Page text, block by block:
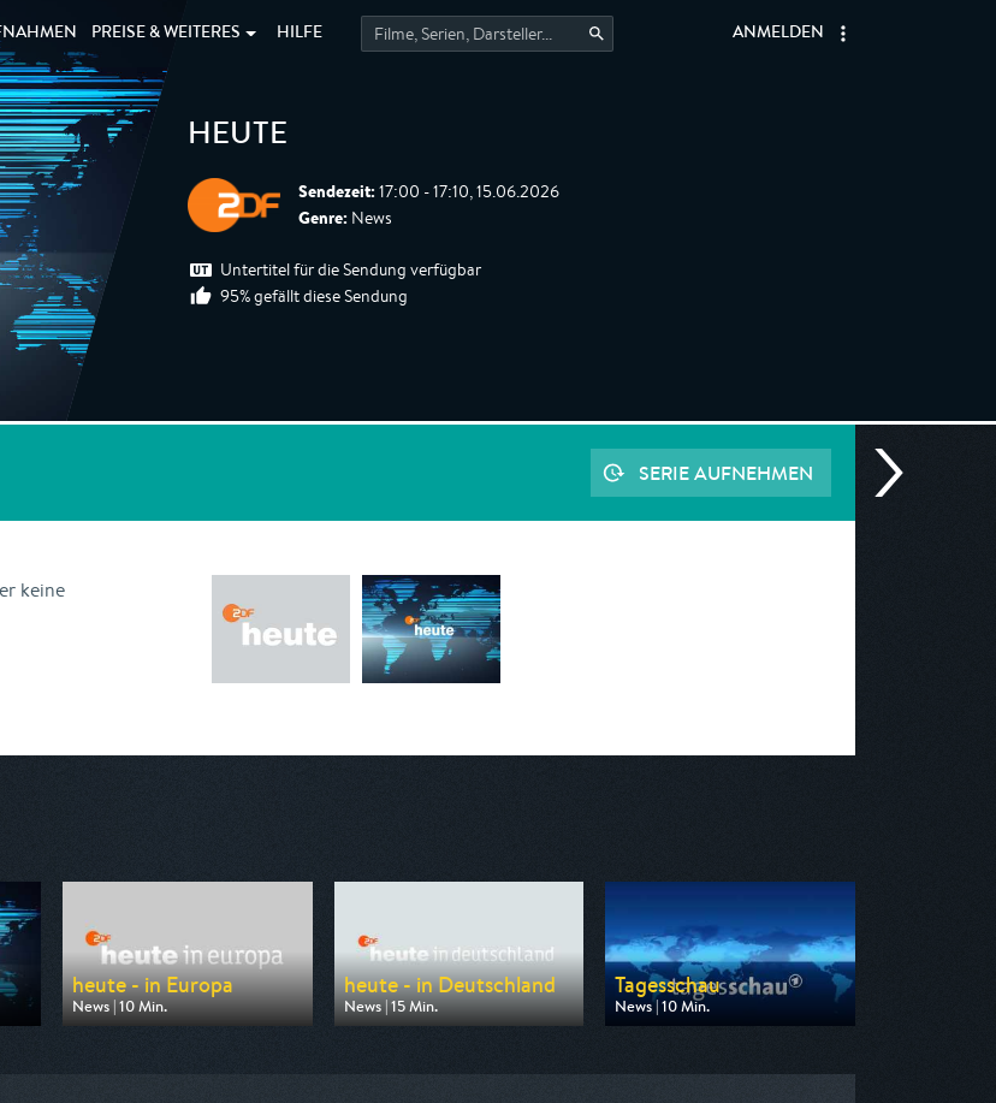
PREISE & WEITERES HILFE ANMELDEN
HEUTE
Sendezeit: 17:00 - 17:10, 15.06.2026
Genre: News
Untertitel für die Sendung verfügbar
95% gefällt diese Sendung
SERIE AUFNEHMEN
keine
heute - in Europa
News | 10 Min.
Ausgestrahlt von ZDF
heute - in Deutschland
News | 15 Min.
Ausgestrahlt von ZDF
Tagesschau
News | 10 Min.
Ausgestrahlt von ARD